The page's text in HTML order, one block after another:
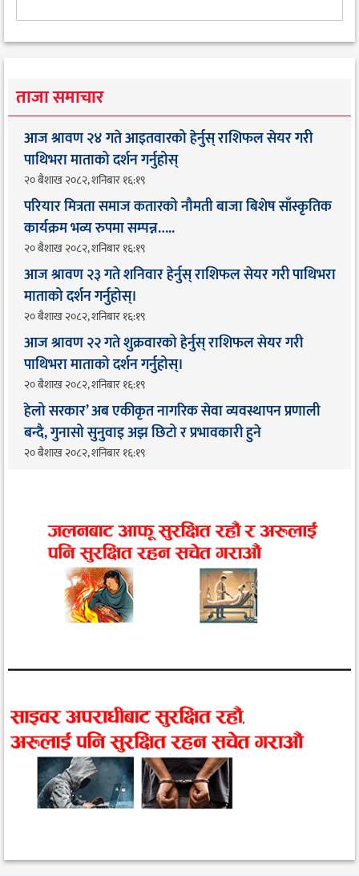
ताजा समाचार
आज श्रावण २४ गते आइतवारको हेर्नुस् राशिफल सेयर गरी
पाथिभरा माताको दर्शन गर्नुहोस्
२० बैशाख २०८२, शनिबार १६:१९
परियार मित्रता समाज कतारको नौमती बाजा बिशेष साँस्कृतिक
कार्यक्रम भव्य रुपमा सम्पन्न…..
२० बैशाख २०८२, शनिबार १६:१९
आज श्रावण २३ गते शनिवार हेर्नुस् राशिफल सेयर गरी पाथिभरा
माताको दर्शन गर्नुहोस्।
२० बैशाख २०८२, शनिबार १६:१९
आज श्रावण २२ गते शुक्रवारको हेर्नुस् राशिफल सेयर गरी
पाथिभरा माताको दर्शन गर्नुहोस्।
२० बैशाख २०८२, शनिबार १६:१९
हेलो सरकार’ अब एकीकृत नागरिक सेवा व्यवस्थापन प्रणाली
बन्दै, गुनासो सुनुवाइ अझ छिटो र प्रभावकारी हुने
२० बैशाख २०८२, शनिबार १६:१९